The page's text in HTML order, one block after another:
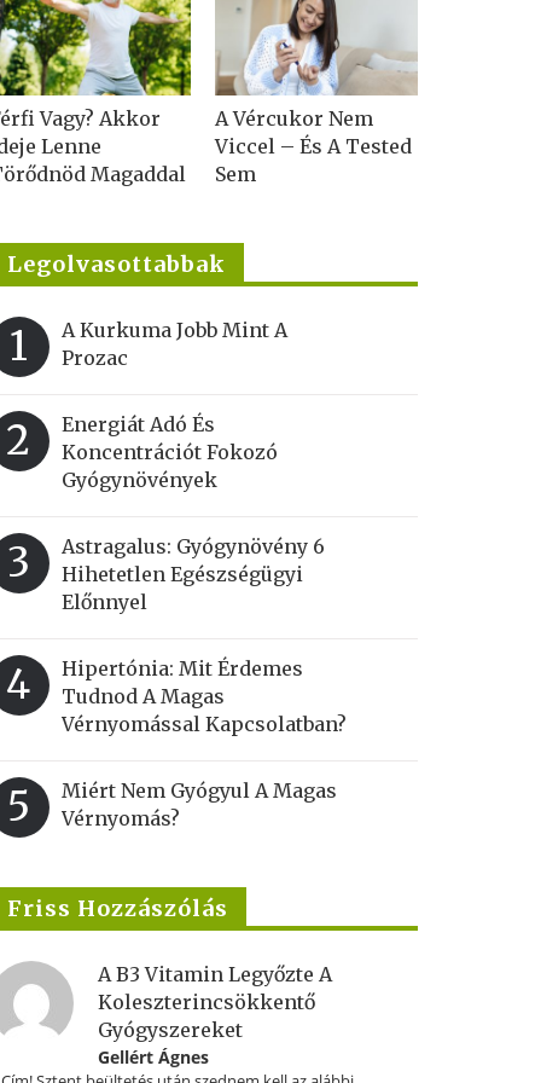
Vagy? Akkor
Lenne
Magaddal
A Vércukor Nem
Viccel – És A Tested
Sem
Legolvasottabbak
1
A Kurkuma Jobb Mint A
Prozac
2
Energiát Adó És
Koncentrációt Fokozó
Gyógynövények
3
Astragalus: Gyógynövény 6
Hihetetlen Egészségügyi
Előnnyel
4
Hipertónia: Mit Érdemes
Tudnod A Magas
Vérnyomással Kapcsolatban?
5
Miért Nem Gyógyul A Magas
Vérnyomás?
Friss Hozzászólás
A B3 Vitamin Legyőzte A
Koleszterincsökkentő
Gyógyszereket
Gellért Ágnes